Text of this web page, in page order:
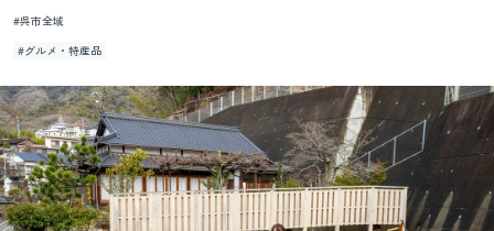
や、...
#呉市全域
#グルメ・特産品